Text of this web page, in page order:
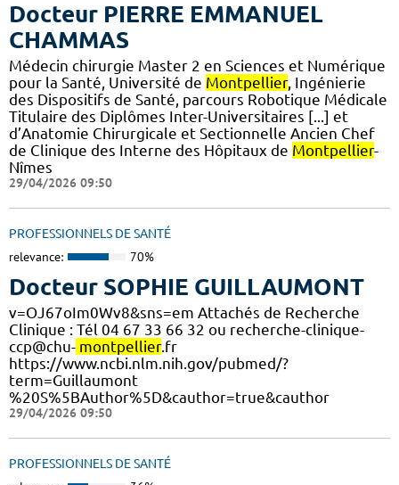
Docteur PIERRE EMMANUEL
CHAMMAS
Médecin chirurgie Master 2 en Sciences et Numérique
pour la Santé, Université de Montpellier, Ingénierie
des Dispositifs de Santé, parcours Robotique Médicale
Titulaire des Diplômes Inter-Universitaires [...] et
d’Anatomie Chirurgicale et Sectionnelle Ancien Chef
de Clinique des Interne des Hôpitaux de Montpellier-
Nîmes
29/04/2026 09:50
PROFESSIONNELS DE SANTÉ
relevance: 70%
Docteur SOPHIE GUILLAUMONT
v=OJ67oIm0Wv8&sns=em Attachés de Recherche
Clinique : Tél 04 67 33 66 32 ou recherche-clinique-
ccp@chu- montpellier.fr
https://www.ncbi.nlm.nih.gov/pubmed/?
term=Guillaumont
%20S%5BAuthor%5D&cauthor=true&cauthor
29/04/2026 09:50
PROFESSIONNELS DE SANTÉ